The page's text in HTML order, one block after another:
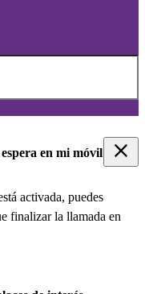
en mi móvil
activada, puedes
finalizar la llamada en